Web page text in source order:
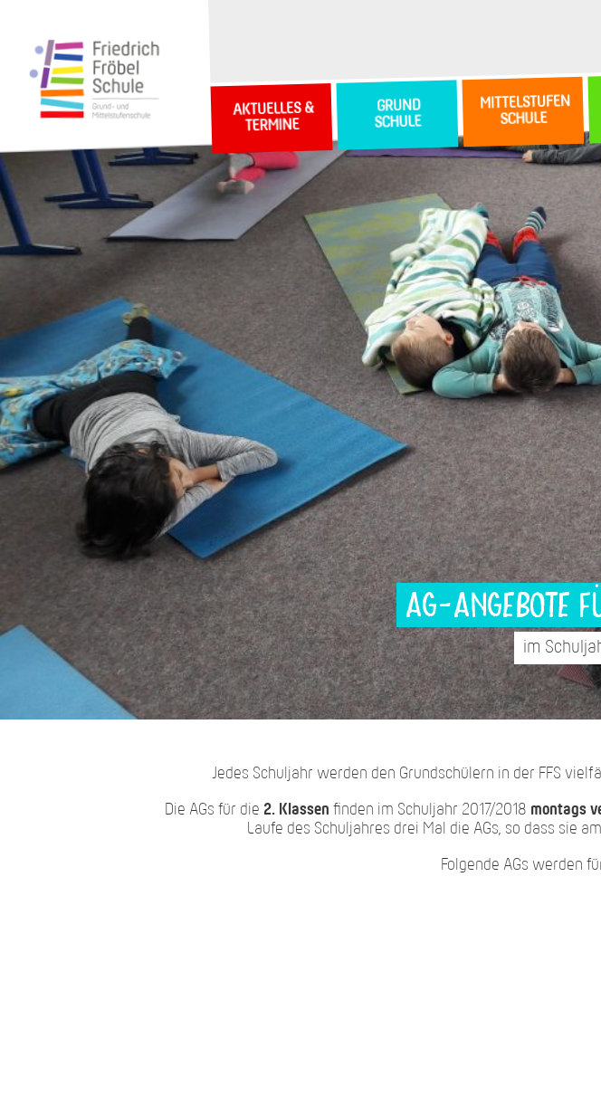
AKTUELLES &
TERMINE
GRUND
SCHULE
MITTELSTUFEN
SCHULE
AG-Angebote
im
Jedes Schuljahr werden den Grundschülern in der FFS
Die AGs für die 2. Klassen finden im Schuljahr 2017/2018 montags
Laufe des Schuljahres drei Mal die AGs, so dass sie
Folgende AGs werden